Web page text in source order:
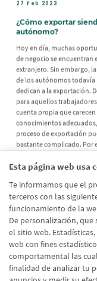
Esta página web usa
Te informamos que el
terceros con las
funcionamiento de la
De personalización,
el sitio web.
web con fines
comportamental las
finalidad de analizar tu
27 Feb 2023
¿Cómo exportar
autónomo?
Hoy en día, muchas
de negocio se encuentran
extranjero. Sin embargo,
de los autónomos todavía
dedican a la exportación.
para aquellos
cuenta propia que carecen
conocimientos
proceso de exportación
bastante complicado. Por
este post te contamos
pasos que debes seguir
exportar un producto con
riesgo posible. ¿Quieres
¡Sigue leyendo!
Paginación ‹